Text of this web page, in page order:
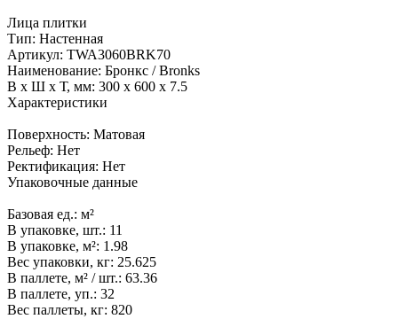
Лица плитки
Тип: Настенная
Артикул: TWA3060BRK70
Наименование: Бронкс / Bronks
В x Ш x Т, мм: 300 x 600 x 7.5
Характеристики
Поверхность: Матовая
Рельеф: Нет
Ректификация: Нет
Упаковочные данные
Базовая ед.: м²
В упаковке, шт.: 11
В упаковке, м²: 1.98
Вес упаковки, кг: 25.625
В паллете, м² / шт.: 63.36
В паллете, уп.: 32
Вес паллеты, кг: 820